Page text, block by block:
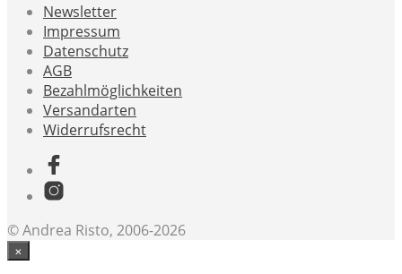
Newsletter
Impressum
Datenschutz
AGB
Bezahlmöglichkeiten
Versandarten
Widerrufsrecht
© Andrea Risto, 2006-2026
×